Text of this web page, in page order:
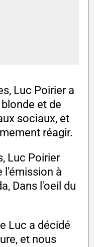
Luc Poirier a
et de
sociaux, et
réagir.
Luc Poirier
l'émission à
Dans l'oeil du
Luc a décidé
et nous